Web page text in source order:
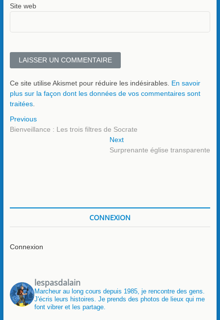
Site web
Ce site utilise Akismet pour réduire les indésirables. En savoir
plus sur la façon dont les données de vos commentaires sont
traitées.
Navigation
de
PreviousPrevious
post:
Bienveillance : Les trois filtres de Socrate
NextNext
post:
Surprenante église transparente
CONNEXION
Connexion
lespasdalain
Marcheur au long cours depuis 1985, je rencontre des gens.
J'écris leurs histoires. Je prends des photos de lieux qui me
font vibrer et les partage.